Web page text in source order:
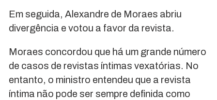
Em seguida, Alexandre de Moraes abriu
divergência e votou a favor da revista.
Moraes concordou que há um grande número
de casos de revistas íntimas vexatórias. No
entanto, o ministro entendeu que a revista
íntima não pode ser sempre definida como